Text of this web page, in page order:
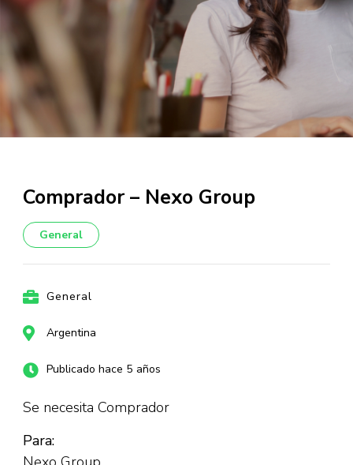
Comprador – Nexo Group
General
General
Argentina
Publicado hace 5 años
Se necesita Comprador
Para: